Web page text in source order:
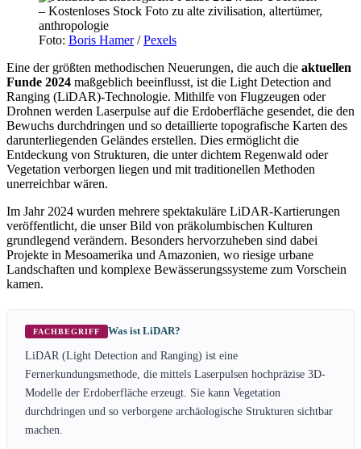
Foto: Boris Hamer/Pexels
Eine der größten methodischen Neuerungen, die auch die aktuellen
Funde 2024 maßgeblich beeinflusst, ist die Light Detection and
Ranging (LiDAR)-Technologie. Mithilfe von Flugzeugen oder
Drohnen werden Laserpulse auf die Erdoberfläche gesendet, die den
Bewuchs durchdringen und so detaillierte topografische Karten des
darunterliegenden Geländes erstellen. Dies ermöglicht die
Entdeckung von Strukturen, die unter dichtem Regenwald oder
Vegetation verborgen liegen und mit traditionellen Methoden
unerreichbar wären.
Im Jahr 2024 wurden mehrere spektakuläre LiDAR-Kartierungen
veröffentlicht, die unser Bild von präkolumbischen Kulturen
grundlegend verändern. Besonders hervorzuheben sind dabei
Projekte in Mesoamerika und Amazonien, wo riesige urbane
Landschaften und komplexe Bewässerungssysteme zum Vorschein
kamen.
FACHBEGRIFF Was ist LiDAR?
LiDAR (Light Detection and Ranging) ist eine
Fernerkundungsmethode, die mittels Laserpulsen hochpräzise 3D-
Modelle der Erdoberfläche erzeugt. Sie kann Vegetation
durchdringen und so verborgene archäologische Strukturen sichtbar
machen.